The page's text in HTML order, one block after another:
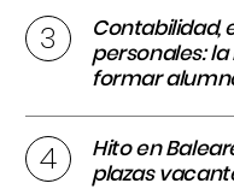
Contabilidad,
personales:
formar
Hito en
plazas